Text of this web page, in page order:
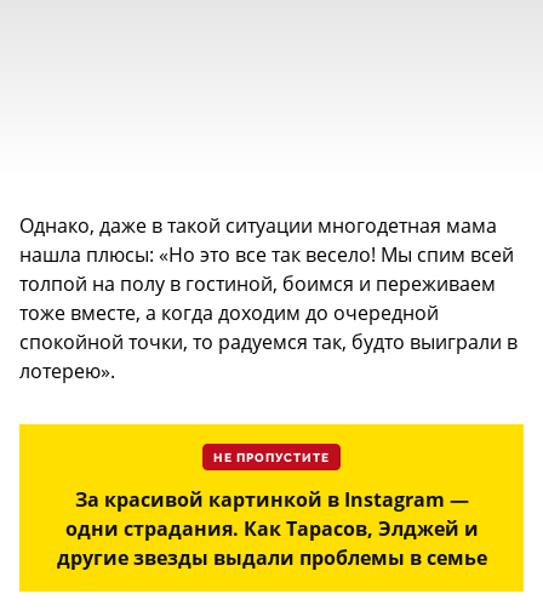
Однако, даже в такой ситуации многодетная мама
нашла плюсы: «Но это все так весело! Мы спим всей
толпой на полу в гостиной, боимся и переживаем
тоже вместе, а когда доходим до очередной
спокойной точки, то радуемся так, будто выиграли в
лотерею».
НЕ ПРОПУСТИТЕ
За красивой картинкой в Instagram —
одни страдания. Как Тарасов, Элджей и
другие звезды выдали проблемы в семье